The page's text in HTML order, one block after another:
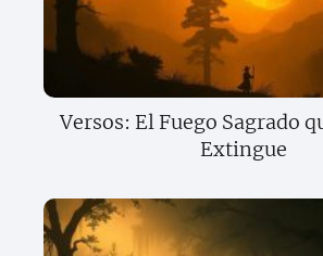
Versos: El Fuego Sagrado
Extingue